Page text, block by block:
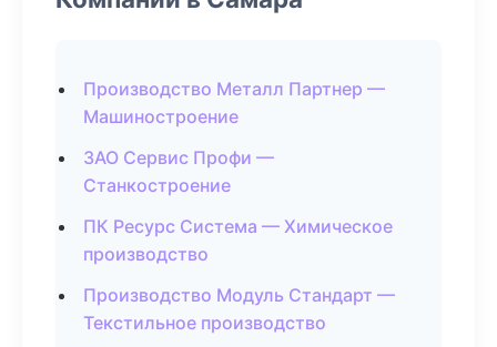
Производство Металл Партнер —
Машиностроение
ЗАО Сервис Профи —
Станкостроение
ПК Ресурс Система — Химическое
производство
Производство Модуль Стандарт —
Текстильное производство